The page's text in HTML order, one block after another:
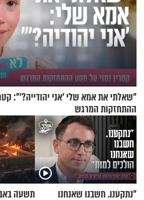
"שאלתי את אמא שלי 'אני יהודייה?'":
ההתחזקות המרגש
"נתקענו. חשבנו שאנחנו
תשעה